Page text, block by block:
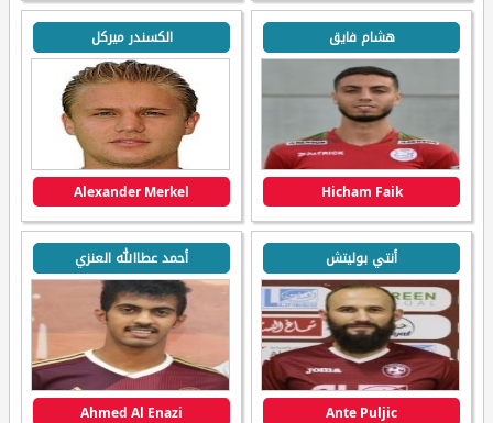
هشام فايق
Hicham Faik
الكسندر ميركل
Alexander Merkel
أنتي بوليتش
Ante Puljic
أحمد عطاالله العنزي
Ahmed Al Enazi